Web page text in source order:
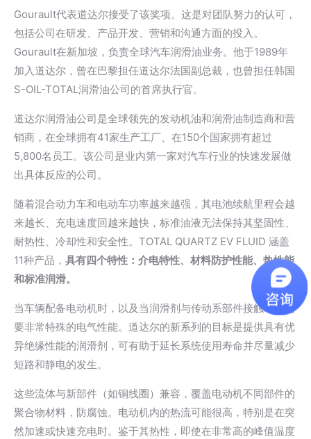
Gourault代表道达尔接受了该奖项。这是对团队努力的认可，
包括公司在研发、产品开发、营销和沟通方面的投入。
Gourault在新加坡，负责全球汽车润滑油业务。他于1989年
加入道达尔，曾在巴黎担任道达尔法国副总裁，也曾担任韩国
S-OIL-TOTAL润滑油公司的首席执行官。
道达尔润滑油公司是全球领先的发动机油和润滑油制造商和营
销商，在全球拥有41家生产工厂、在150个国家拥有超过
5,800名员工。该公司是业内第一家对汽车行业的快速发展做
出具体反应的公司。
随着混合动力车和电动车功率越来越强，其电池续航里程会越
来越长、充电速度回越来越快，标准油液无法保持其坚固性、
耐热性、冷却性和安全性。TOTAL QUARTZ EV FLUID 涵盖
11种产品， 具有四个特性：介电特性、材料防护性能、热性能
和标准润滑。
当车辆配备电动机时，以及当润滑剂与传动系部件接触时，需
要非常特殊的电气性能。道达尔的新系列的目标是提供具有优
异绝缘性能的润滑剂，可有助于延长系统使用寿命并尽量减少
短路和静电的发生。
这些流体与新部件（如铜线圈）兼容，覆盖电动机不同部件的
聚合物材料，防腐蚀。电动机内的热流可能很高，特别是在突
然加速或快速充电时。鉴于其热性，即使在非常高的峰值温度